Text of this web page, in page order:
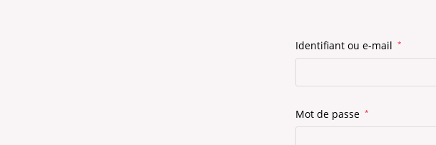
Identifiant ou e-mail *
Mot de passe *